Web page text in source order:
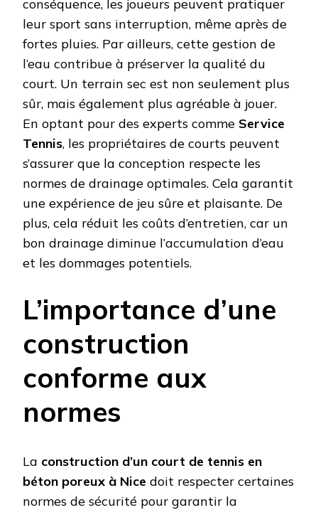
conséquence, les joueurs peuvent pratiquer
leur sport sans interruption, même après de
fortes pluies. Par ailleurs, cette gestion de
l’eau contribue à préserver la qualité du
court. Un terrain sec est non seulement plus
sûr, mais également plus agréable à jouer.
En optant pour des experts comme Service
Tennis, les propriétaires de courts peuvent
s’assurer que la conception respecte les
normes de drainage optimales. Cela garantit
une expérience de jeu sûre et plaisante. De
plus, cela réduit les coûts d’entretien, car un
bon drainage diminue l’accumulation d’eau
et les dommages potentiels.
L’importance d’une
construction
conforme aux
normes
La construction d’un court de tennis en
béton poreux à Nice doit respecter certaines
normes de sécurité pour garantir la